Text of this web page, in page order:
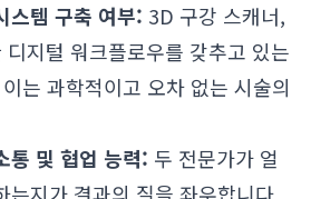
스템 구축 여부: 3D 구강 스캐너,
지털 워크플로우를 갖추고 있는
는 과학적이고 오차 없는 시술의
통 및 협업 능력: 두 전문가가 얼